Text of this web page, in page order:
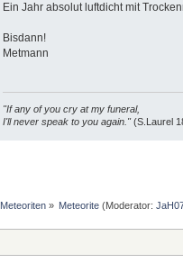
Ein Jahr absolut luftdicht mit
Bisdann!
Metmann
"If any of you cry at my funeral,
I'll never speak to you again."(S.Laurel
Meteoriten» Meteorite(Moderator: